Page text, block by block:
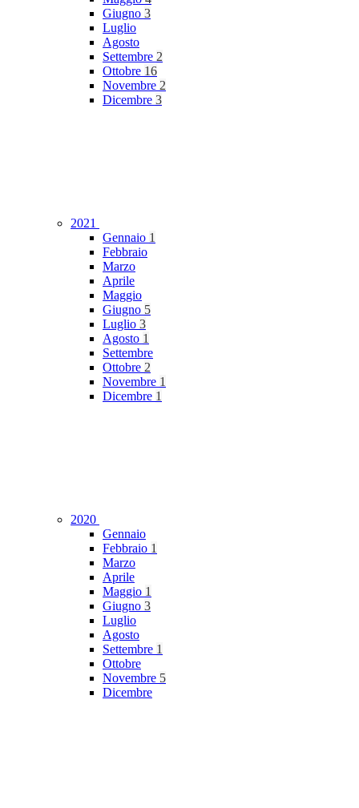
Giugno 3
Luglio
Agosto
Settembre 2
Ottobre 16
Novembre 2
Dicembre 3
2021
Gennaio 1
Febbraio
Marzo
Aprile
Maggio
Giugno 5
Luglio 3
Agosto 1
Settembre
Ottobre 2
Novembre 1
Dicembre 1
2020
Gennaio
Febbraio 1
Marzo
Aprile
Maggio 1
Giugno 3
Luglio
Agosto
Settembre 1
Ottobre
Novembre 5
Dicembre